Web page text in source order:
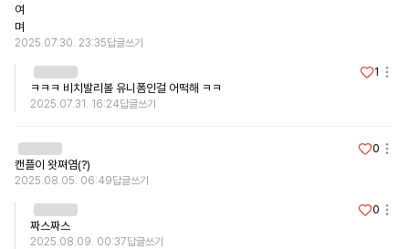
여
며
2025.07.30. 23:35답글쓰기
1
ㅋㅋㅋ 비치발리볼 유니폼인걸 어떡해 ㅋㅋ
2025.07.31. 16:24답글쓰기
0
캔플이 왓쪄염(?)
2025.08.05. 06:49답글쓰기
0
짜스짜스
2025.08.09. 00:37답글쓰기